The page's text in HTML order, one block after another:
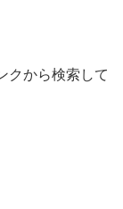
クから検索して